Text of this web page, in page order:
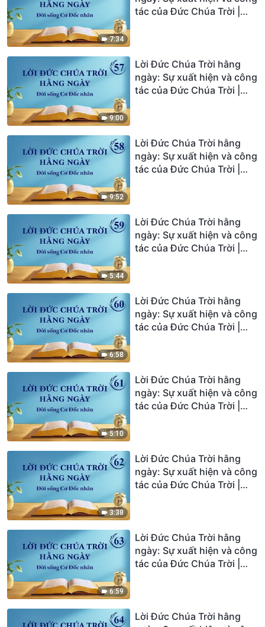
7:34
tác của Đức Chúa Trời |
9:00
Lời Đức Chúa Trời hằng
ngày: Sự xuất hiện và công
tác của Đức Chúa Trời |
9:52
Lời Đức Chúa Trời hằng
ngày: Sự xuất hiện và công
tác của Đức Chúa Trời |
5:44
Lời Đức Chúa Trời hằng
ngày: Sự xuất hiện và công
tác của Đức Chúa Trời |
6:58
Lời Đức Chúa Trời hằng
ngày: Sự xuất hiện và công
tác của Đức Chúa Trời |
5:10
Lời Đức Chúa Trời hằng
ngày: Sự xuất hiện và công
tác của Đức Chúa Trời |
3:38
Lời Đức Chúa Trời hằng
ngày: Sự xuất hiện và công
tác của Đức Chúa Trời |
6:59
Lời Đức Chúa Trời hằng
ngày: Sự xuất hiện và công
tác của Đức Chúa Trời |
Lời Đức Chúa Trời hằng